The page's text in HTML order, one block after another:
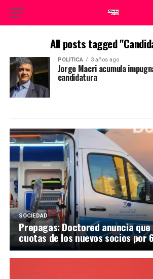
All posts tagged
POLITICA 3 años ago
Jorge Macri acumula
candidatura
SOCIEDAD
Prepagas: Doctored anuncia
cuotas de los nuevos socios por